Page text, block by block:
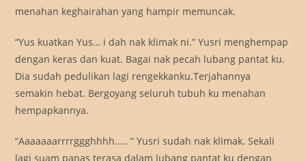
menahan keghairahan yang hampir memuncak.
“Yus kuatkan Yus… i dah nak klimak ni.” Yusri menghempap
dengan keras dan kuat. Bagai nak pecah lubang pantat ku.
Dia sudah pedulikan lagi rengekkanku.Terjahannya
semakin hebat. Bergoyang seluruh tubuh ku menahan
hempapkannya.
“Aaaaaaarrrrggghhhh….. ” Yusri sudah nak klimak. Sekali
lagi suam panas terasa dalam lubang pantat ku dengan